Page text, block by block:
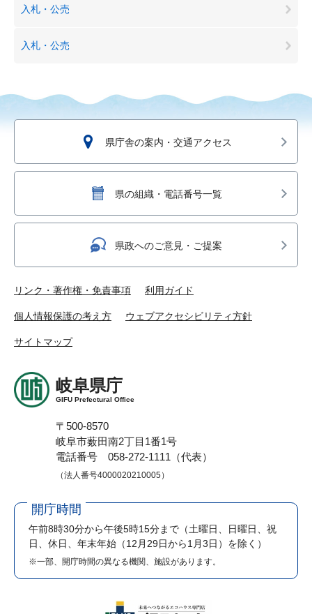
入札・公売
入札・公売
県庁舎の案内・交通アクセス
県の組織・電話番号一覧
県政へのご意見・ご提案
リンク・著作権・免責事項 利用ガイド
個人情報保護の考え方 ウェブアクセシビリティ方針
サイトマップ
岐阜県庁
GIFU Prefectural Office
〒500-8570
岐阜市薮田南2丁目1番1号
電話番号 058-272-1111（代表）
（法人番号4000020210005）
開庁時間
午前8時30分から午後5時15分まで （土曜日、日曜日、祝
日、休日、年末年始（12月29日から1月3日）を除く）
※一部、開庁時間の異なる機関、施設があります。